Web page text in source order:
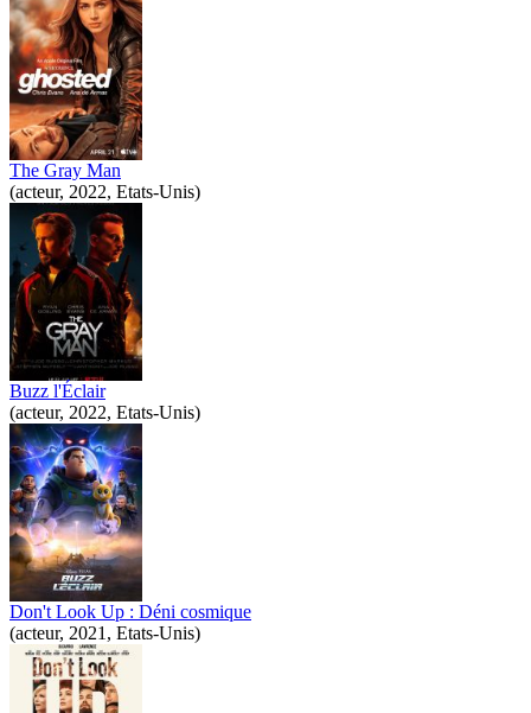
The Gray Man
(acteur, 2022, Etats-Unis)
Buzz l'Éclair
(acteur, 2022, Etats-Unis)
Don't Look Up : Déni cosmique
(acteur, 2021, Etats-Unis)